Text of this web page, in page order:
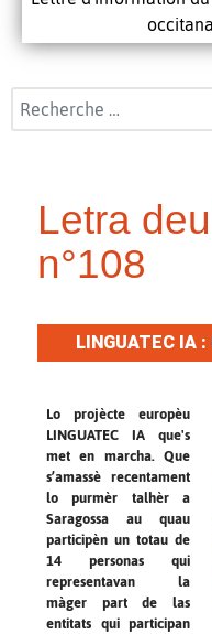
Rechercher
Letra
n°108
LINGUATEC IA
Lo projècte europèu
LINGUATEC IA que's
met en marcha. Que
s’amassè recentament
lo purmèr talhèr a
Saragossa au quau
participèn un totau de
14 personas qui
representavan la
màger part de las
entitats qui participan